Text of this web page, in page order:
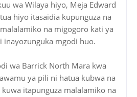
wa Wilaya hiyo, Meja Edward
hiyo itasaidia kupunguza na
na migogoro kati ya
inayozunguka mgodi huo.
wa Barrick North Mara kwa
ya pili ni hatua kubwa na
itapunguza malalamiko na